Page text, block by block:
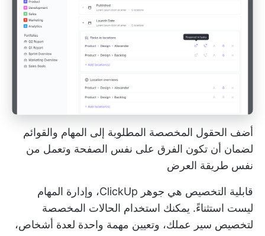
أضف الحقول المخصصة المطلوبة إلى المهام والقوائم
لضمان أن تكون الفرق على نفس الصفحة وتعمل من
نفس طريقة العرض
قابلية التخصيص هي جوهر ClickUp، وإدارة المهام
ليست استثناءً. يمكنك استخدام الحالات المخصصة
لتخصيص سير عملك، وتعيين مهمة واحدة لعدة أشخاص،